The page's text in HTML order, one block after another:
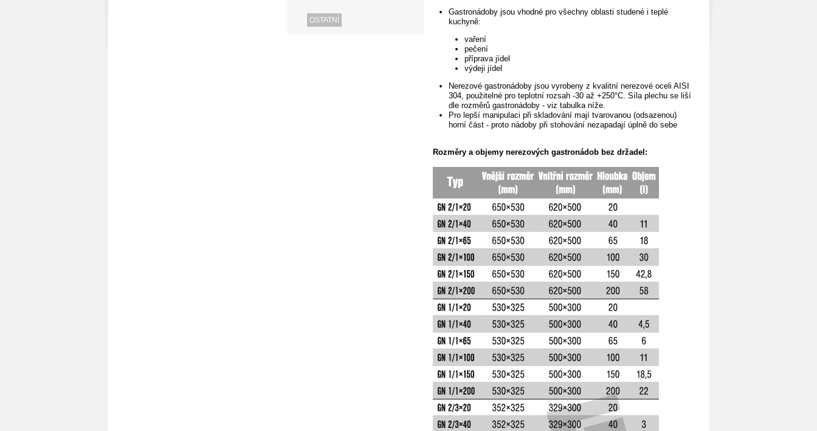
OSTATNÍ
Gastronádoby jsou vhodné pro všechny oblasti studené i teplé
kuchyně:
vaření
pečení
příprava jídel
výdeji jídel
Nerezovégastronádoby jsou vyrobeny z kvalitní nerezové oceli AISI
304, použitelné pro teplotní rozsah -30 až +250°C. Síla plechu se liší
dle rozměrů gastronádoby - viz tabulka níže.
Pro lepší manipulaci při skladování mají tvarovanou (odsazenou)
horní část - proto nádobypři stohování nezapadají úplně do sebe
Rozměrya objemy nerezových gastronádob bez držadel: